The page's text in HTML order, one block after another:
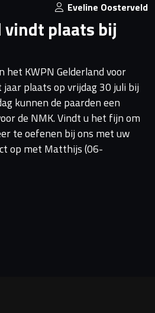
Eveline Oosterveld
vindt plaats bij
het KWPN Gelderland voor
plaats op vrijdag 30 juli bij
kunnen de paarden een
de NMK. Vindt u het fijn om
te oefenen bij ons met uw
op met Matthijs (06-